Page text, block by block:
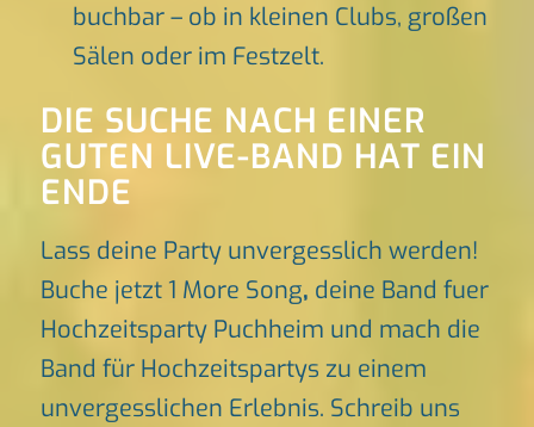
buchbar – ob in kleinen Clubs, großen
Sälen oder im Festzelt.
DIE SUCHE NACH EINER
GUTEN LIVE-BAND HAT EIN
ENDE
Lass deine Party unvergesslich werden!
Buche jetzt 1 More Song, deine Band fuer
Hochzeitsparty Puchheim und mach die
Band für Hochzeitspartys zu einem
unvergesslichen Erlebnis. Schreib uns